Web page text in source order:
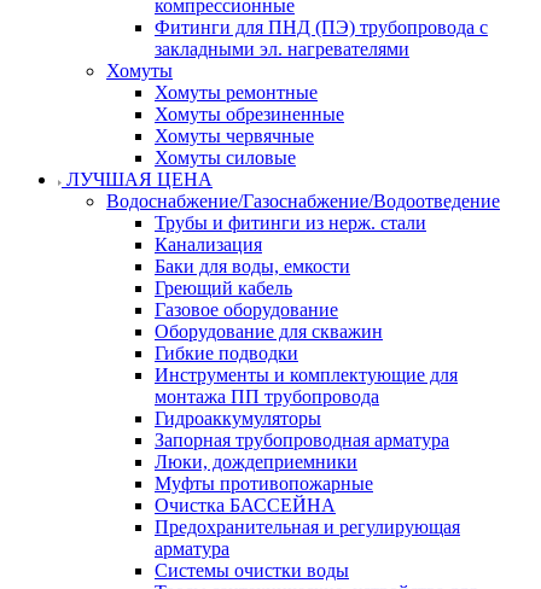
компрессионные
Фитинги для ПНД (ПЭ) трубопровода с
закладными эл. нагревателями
Хомуты
Хомуты ремонтные
Хомуты обрезиненные
Хомуты червячные
Хомуты силовые
ЛУЧШАЯ ЦЕНА
Водоснабжение/Газоснабжение/Водоотведение
Трубы и фитинги из нерж. стали
Канализация
Баки для воды, емкости
Греющий кабель
Газовое оборудование
Оборудование для скважин
Гибкие подводки
Инструменты и комплектующие для
монтажа ПП трубопровода
Гидроаккумуляторы
Запорная трубопроводная арматура
Люки, дождеприемники
Муфты противопожарные
Очистка БАССЕЙНА
Предохранительная и регулирующая
арматура
Системы очистки воды